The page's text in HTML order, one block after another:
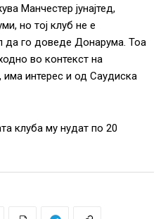
Манчестер јунајтед,
но тој клуб не е
да го доведе Донарума. Тоа
во контекст на
има интерес и од Саудиска
клуба му нудат по 20